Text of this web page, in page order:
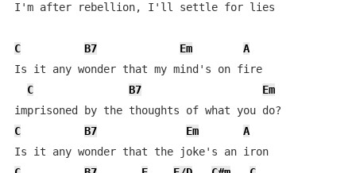
I'm after rebellion, I'll settle for lies
C B7 Em
A
Is it any wonder that my mind's on fire
C
B7
Em
C
B7 Em
A
Is it any wonder that the joke's an iron